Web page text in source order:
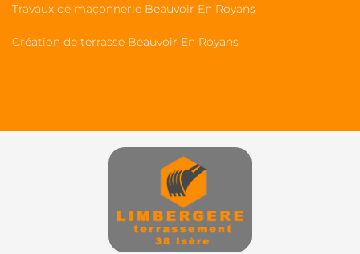
Travaux de maçonnerie Beauvoir En Royans
Création de terrasse Beauvoir En Royans